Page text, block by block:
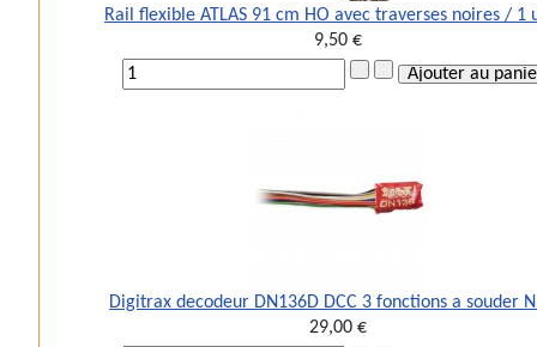
Rail flexible ATLAS 91 cm HO avec traverses noires / 1
9,50 €
Digitrax decodeur DN136D DCC 3 fonctions a souder
29,00 €